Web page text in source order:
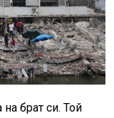
брат си. Той